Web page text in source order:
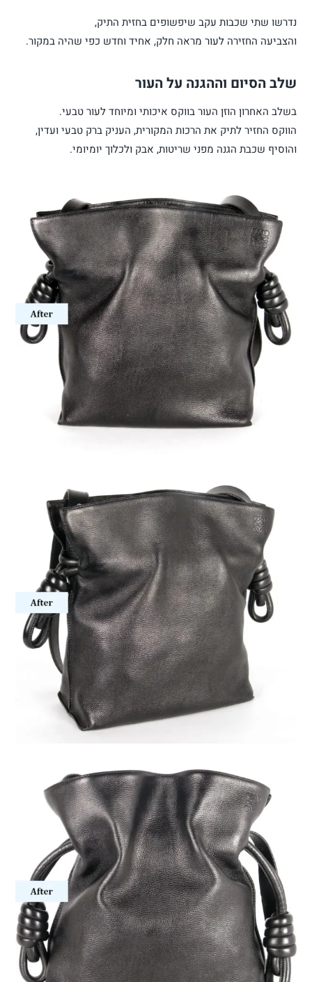
נדרשו שתי שכבות עקב שיפשופים בחזית התיק,
והצביעה החזירה לעור מראה חלק, אחיד וחדש כפי שהיה במקור.
שלב הסיום וההגנה על העור
בשלב האחרון הוזן העור בווקס איכותי ומיוחד לעור טבעי.
הווקס החזיר לתיק את הרכות המקורית, העניק ברק טבעי ועדין,
והוסיף שכבת הגנה מפני שריטות, אבק ולכלוך יומיומי.